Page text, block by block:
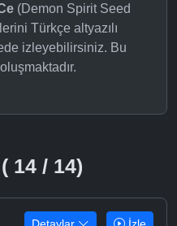
(Demon Spirit Seed
Türkçe altyazılı
izleyebilirsiniz. Bu
14 / 14)